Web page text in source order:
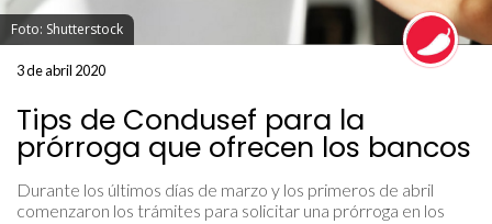
Foto: Shutterstock
3 de abril 2020
Tips de Condusef para la
prórroga que ofrecen los bancos
Durante los últimos días de marzo y los primeros de abril
comenzaron los trámites para solicitar una prórroga en los